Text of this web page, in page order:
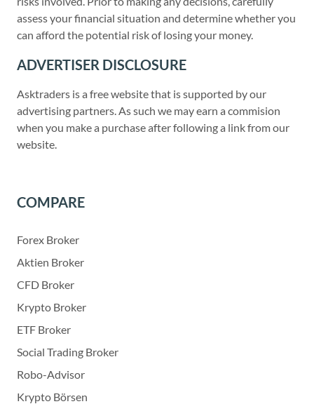
assess your financial situation and determine whether you
can afford the potential risk of losing your money.
ADVERTISER DISCLOSURE
Asktraders is a free website that is supported by our
advertising partners. As such we may earn a commision
when you make a purchase after following a link from our
website.
COMPARE
Forex Broker
Aktien Broker
CFD Broker
Krypto Broker
ETF Broker
Social Trading Broker
Robo-Advisor
Krypto Börsen